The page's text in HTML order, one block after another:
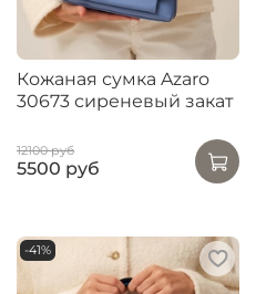
Кожаная сумка Azaro
30673 сиреневый закат
12100 руб
5500 руб
-41%